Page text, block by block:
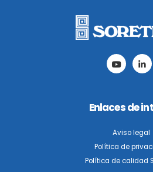
Enlaces de
Aviso legal
Política de
Política de calidad